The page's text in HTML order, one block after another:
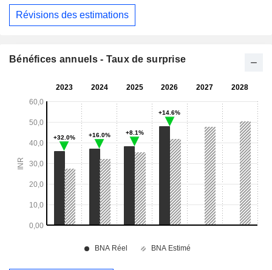
Révisions des estimations
Bénéfices annuels - Taux de surprise